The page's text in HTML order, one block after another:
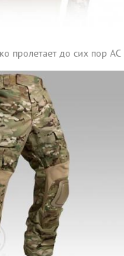
пролетает до сих пор AC